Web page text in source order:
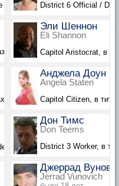
указана District 6 Official /
Эли Шеннон
Eli Shannon
Capitol Aristocrat, в
не указан
Анджела Доун
Angela Staten
Capitol Citizen, в
в титрах не указана
Дон Тимс
Don Teems
District 3 Worker, в
Джеррад
Jerrad Vunovich